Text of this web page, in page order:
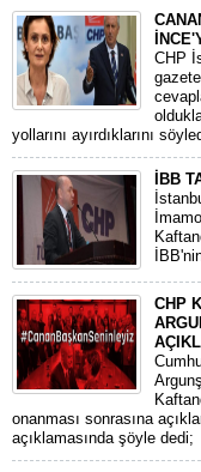
CHP
yollarını ayırdıklarını
İBB
CHP
onanması sonrasına
açıklamasında şöyle dedi;